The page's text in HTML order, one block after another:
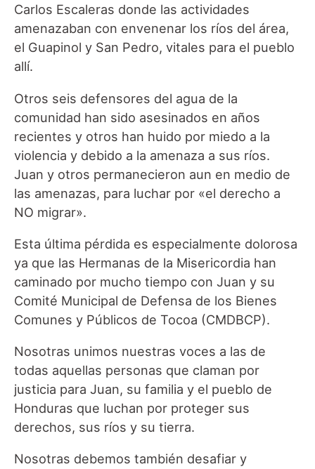
Carlos Escaleras donde las actividades
amenazaban con envenenar los ríos del área,
el Guapinol y San Pedro, vitales para el pueblo
allí.
Otros seis defensores del agua de la
comunidad han sido asesinados en años
recientes y otros han huido por miedo a la
violencia y debido a la amenaza a sus ríos.
Juan y otros permanecieron aun en medio de
las amenazas, para luchar por «el derecho a
NO migrar».
Esta última pérdida es especialmente dolorosa
ya que las Hermanas de la Misericordia han
caminado por mucho tiempo con Juan y su
Comité Municipal de Defensa de los Bienes
Comunes y Públicos de Tocoa (CMDBCP).
Nosotras unimos nuestras voces a las de
todas aquellas personas que claman por
justicia para Juan, su familia y el pueblo de
Honduras que luchan por proteger sus
derechos, sus ríos y su tierra.
Nosotras debemos también desafiar y